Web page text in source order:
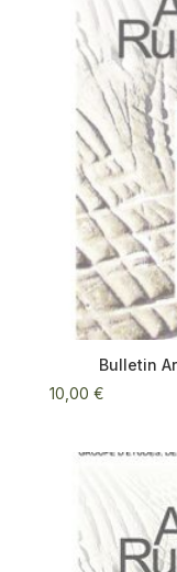
Bulletin
10,00 €